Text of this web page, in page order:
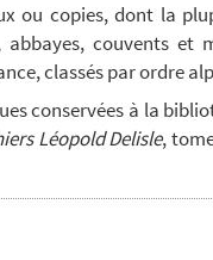
ou copies, dont la
abbayes, couvents et
classés par ordre
conservées à la
Léopold Delisle,